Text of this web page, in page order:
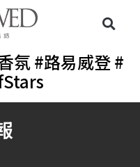
氛 #路易威登 #